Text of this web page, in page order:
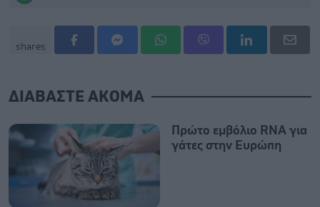
shares
ΔΙΑΒΑΣΤΕ ΑΚΟΜΑ
Πρώτο εμβόλιο RNA για
γάτες στην Ευρώπη